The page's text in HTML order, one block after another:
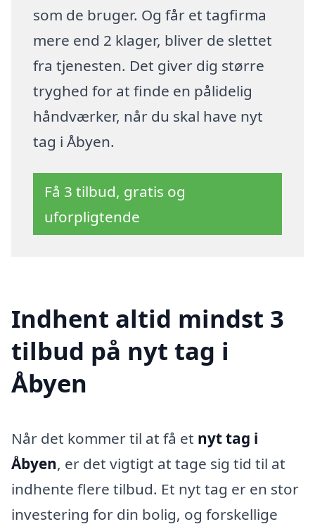
som de bruger. Og får et tagfirma
mere end 2 klager, bliver de slettet
fra tjenesten. Det giver dig større
tryghed for at finde en pålidelig
håndværker, når du skal have nyt
tag i Åbyen.
Få 3 tilbud, gratis og
uforpligtende
Indhent altid mindst 3
tilbud på nyt tag i
Åbyen
Når det kommer til at få et nyt tag i
Åbyen, er det vigtigt at tage sig tid til at
indhente flere tilbud. Et nyt tag er en stor
investering for din bolig, og forskellige